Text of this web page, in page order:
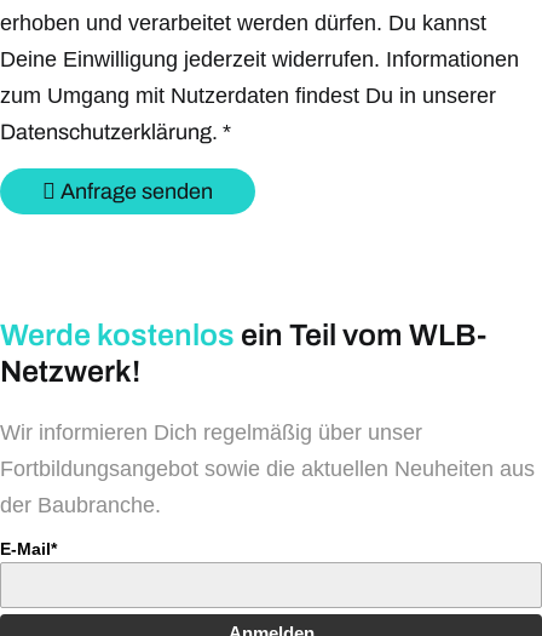
erhoben und verarbeitet werden dürfen. Du kannst
Deine Einwilligung jederzeit widerrufen. Informationen
zum Umgang mit Nutzerdaten findest Du in unserer
Datenschutzerklärung. *
Anfrage senden
Werde kostenlos ein Teil vom WLB-
Netzwerk!
Wir informieren Dich regelmäßig über unser
Fortbildungsangebot sowie die aktuellen Neuheiten aus
der Baubranche.
E-Mail*